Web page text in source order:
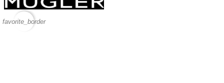
favorite_border